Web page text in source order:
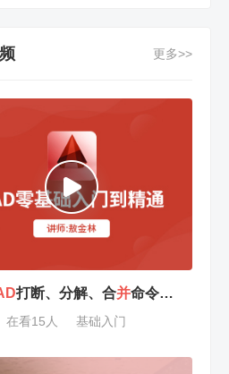
更多>>
打断、分解、合并命令的使用教程
在看15人 基础入门